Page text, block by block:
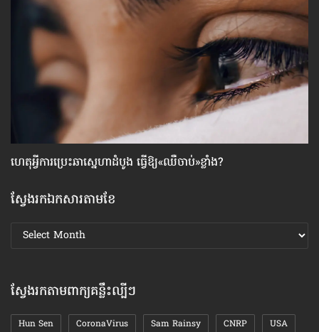
ហេតុអ្វី​ការប្រេះឆា​ស្នេហា​ដំបូង ធ្វើ​ឱ្យ​«ឈឺចាប់»​ខ្លាំង?
ស្វែងរកឯកសារតាមខែ
ស្វែងរក
ឯកសារ
ស្វែងរកតាមពាក្យគន្លឹះល្បីៗ
Hun Sen CoronaVirus Sam Rainsy CNRP USA